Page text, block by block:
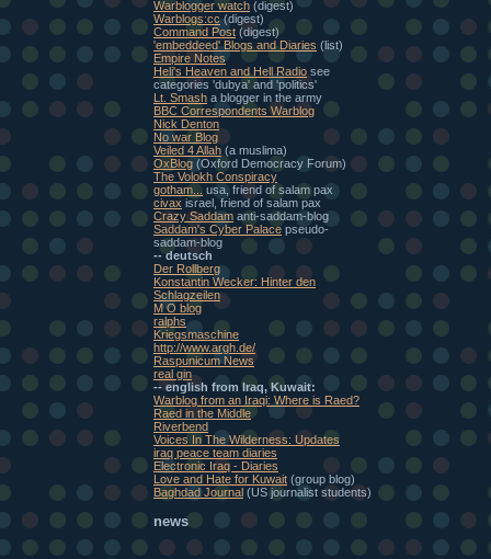
Warblogger watch (digest)
Warblogs:cc (digest)
Command Post (digest)
'embeddeed' Blogs and Diaries (list)
Empire Notes
Heli's Heaven and Hell Radio see
categories 'dubya' and 'politics'
Lt. Smash a blogger in the army
BBC Correspondents Warblog
Nick Denton
No war Blog
Veiled 4 Allah (a muslima)
OxBlog (Oxford Democracy Forum)
The Volokh Conspiracy
gotham...
usa, friend of salam pax
civax israel, friend of salam pax
Crazy Saddam anti-saddam-blog
Saddam's Cyber Palace pseudo-
saddam-blog
-- deutsch
Der Rollberg
Konstantin Wecker: Hinter den
Schlagzeilen
M O blog
ralphs
Kriegsmaschine
http://www.argh.de/
Raspunicum News
real gin
-- english from Iraq, Kuwait:
Warblog from an Iraqi: Where is Raed?
Raed in the Middle
Riverbend
Voices In The Wilderness: Updates
iraq peace team diaries
Electronic Iraq - Diaries
Love and Hate for Kuwait (group blog)
Baghdad Journal (US journalist students)
news